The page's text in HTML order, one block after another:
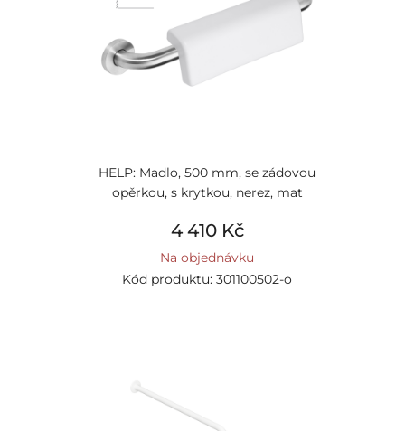
HELP: Madlo, 500 mm, se zádovou
opěrkou, s krytkou, nerez, mat
4 410 Kč
Na objednávku
Kód produktu: 301100502-o